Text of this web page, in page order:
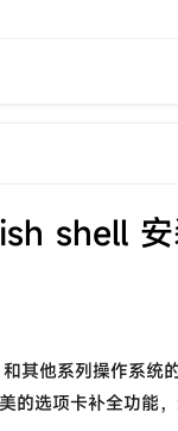
shell 安
其他系列操作系统
的选项卡补全功能